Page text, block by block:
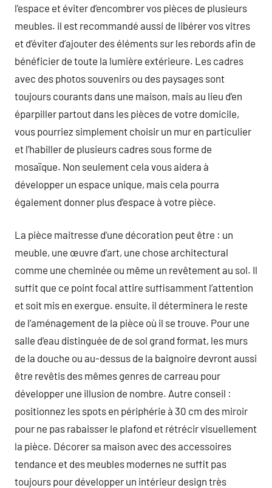
l’espace et éviter d’encombrer vos pièces de plusieurs
meubles. il est recommandé aussi de libérer vos vitres
et d’éviter d’ajouter des éléments sur les rebords afin de
bénéficier de toute la lumière extérieure. Les cadres
avec des photos souvenirs ou des paysages sont
toujours courants dans une maison, mais au lieu d’en
éparpiller partout dans les pièces de votre domicile,
vous pourriez simplement choisir un mur en particulier
et l’habiller de plusieurs cadres sous forme de
mosaïque. Non seulement cela vous aidera à
développer un espace unique, mais cela pourra
également donner plus d’espace à votre pièce.
La pièce maitresse d’une décoration peut être : un
meuble, une œuvre d’art, une chose architectural
comme une cheminée ou même un revêtement au sol. Il
suffit que ce point focal attire suffisamment l’attention
et soit mis en exergue. ensuite, il déterminera le reste
de l’aménagement de la pièce où il se trouve. Pour une
salle d’eau distinguée de de sol grand format, les murs
de la douche ou au-dessus de la baignoire devront aussi
être revêtis des mêmes genres de carreau pour
développer une illusion de nombre. Autre conseil :
positionnez les spots en périphérie à 30 cm des miroir
pour ne pas rabaisser le plafond et rétrécir visuellement
la pièce. Décorer sa maison avec des accessoires
tendance et des meubles modernes ne suffit pas
toujours pour développer un intérieur design très